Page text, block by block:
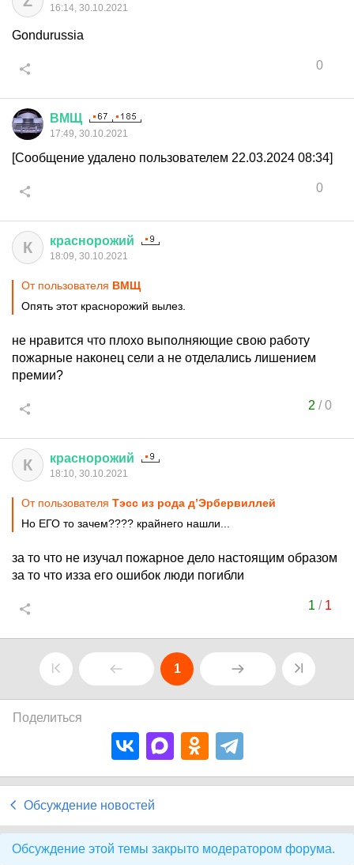
16:14, 30.10.2021
Gondurussia
0
ВМЩ
17:49, 30.10.2021
[Сообщение удалено пользователем 22.03.2024 08:34]
0
К краснорожий
18:09, 30.10.2021
От пользователя ВМЩ
Опять этот краснорожий вылез.
не нравится что плохо выполняющие свою работу
пожарные наконец сели а не отделались лишением
премии?
2 /0
К краснорожий
18:10, 30.10.2021
От пользователя Тэсс из рода д’Эрбервиллей
Но ЕГО то зачем???? крайнего нашли...
за то что не изучал пожарное дело настоящим образом
за то что изза его ошибок люди погибли
1 / 1
1
Поделиться
Обсуждение новостей
Обсуждение этой темы закрыто модератором форума.